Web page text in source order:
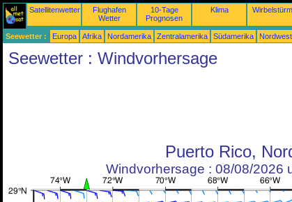
Satellitenwetter
Flughafen
Wetter
10-Tage
Prognosen
Klima
Seewetter : Europa Afrika Nordamerika Zentralamerika Südamerika
Seewetter : Windvorhersage
Puerto Rico,
Windvorhersage : 08/08/2026